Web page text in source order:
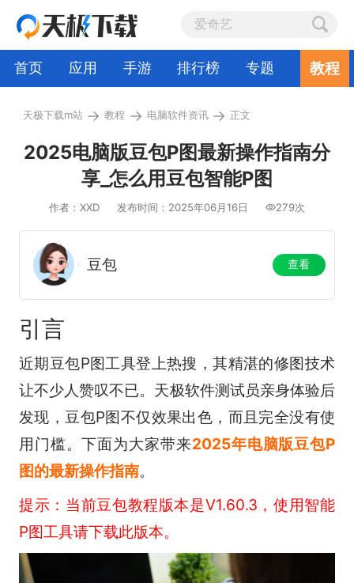
首页 应用 手游 排行榜 专题 教程
天极下载m站 → 教程 → 电脑软件资讯 → 正文
2025电脑版豆包P图最新操作指南分
享_怎么用豆包智能P图
作者：XXD 发布时间：2025年06月16日 279次
豆包 查看
引言
近期豆包P图工具登上热搜，其精湛的修图技术
让不少人赞叹不已。天极软件测试员亲身体验后
发现，豆包P图不仅效果出色，而且完全没有使
用门槛。下面为大家带来2025年电脑版豆包P
图的最新操作指南。
提示：当前豆包教程版本是V1.60.3，使用智能
P图工具请下载此版本。